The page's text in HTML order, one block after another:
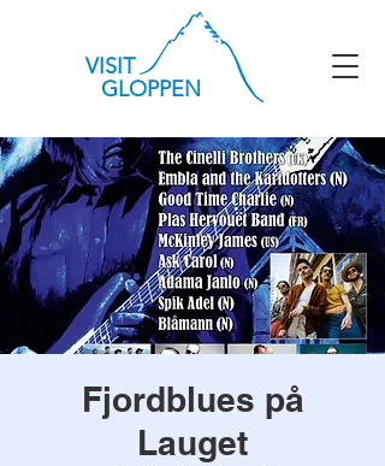
VISIT
GLOPPEN
Fjordblues på
Lauget